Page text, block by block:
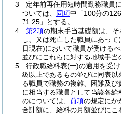
3
定年前再任用短時間勤務職員
ついては、 同項中「100分の
71.25」とする。
4
第2項の期末手当基礎額は、
し、又は死亡した職員にあっ
日現在)において職員が受ける
並びにこれらに対する地域手当
5
行政職給料表(一)の適用を受
級以上であるもの並びに同表以
る職員で職務の複雑、困難及
に相当する職員として当該各給
のについては、 前項の規定にか
合計額に、給料の月額並びに